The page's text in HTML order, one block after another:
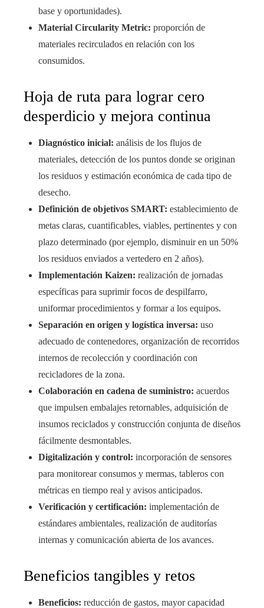
base y oportunidades).
Material Circularity Metric: proporción de
materiales recirculados en relación con los
consumidos.
Hoja de ruta para lograr cero
desperdicio y mejora continua
Diagnóstico inicial: análisis de los flujos de
materiales, detección de los puntos donde se originan
los residuos y estimación económica de cada tipo de
desecho.
Definición de objetivos SMART: establecimiento de
metas claras, cuantificables, viables, pertinentes y con
plazo determinado (por ejemplo, disminuir en un 50%
los residuos enviados a vertedero en 2 años).
Implementación Kaizen: realización de jornadas
específicas para suprimir focos de despilfarro,
uniformar procedimientos y formar a los equipos.
Separación en origen y logística inversa: uso
adecuado de contenedores, organización de recorridos
internos de recolección y coordinación con
recicladores de la zona.
Colaboración en cadena de suministro: acuerdos
que impulsen embalajes retornables, adquisición de
insumos reciclados y construcción conjunta de diseños
fácilmente desmontables.
Digitalización y control: incorporación de sensores
para monitorear consumos y mermas, tableros con
métricas en tiempo real y avisos anticipados.
Verificación y certificación: implementación de
estándares ambientales, realización de auditorías
internas y comunicación abierta de los avances.
Beneficios tangibles y retos
Beneficios: reducción de gastos, mayor capacidad